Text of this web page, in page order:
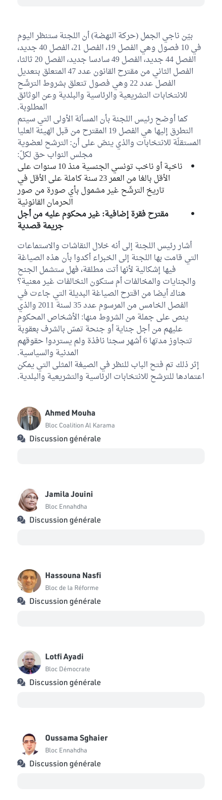
بيّن ناجي الجمل (حركة النهضة) أن اللجنة ستنظر اليوم
في 10 فصول وهي الفصل 19، الفصل 21، الفصل 40 جديد،
الفصل 44 جديد، الفصل 49 سادسا جديد، الفصل 20 ثالثا،
الفصل الثاني من مقترح القانون عدد 47 المتعلق بتعديل
الفصل عدد 22 وهي فصول تتعلق بشروط الترشّح
للانتخابات التشريعية والرئاسية والبلدية وعن الوثائق
المطلوبة.
كما أوضح رئيس اللجنة بأن المسألة الأولى التي سيتم
التطرق إليها هي الفصل 19 المقترح من قبل الهيئة العليا
المستقلّة للانتخابات والذي ينصّ على أن: الترشح لعضوية
مجلس النواب حق لكلّ:
ناخبة أو ناخب تونسي الجنسية منذ 10 سنوات على
الأقل بالغا من العمر 23 سنة كاملة على الأقل في
تاريخ الترشّح غير مشمول بأي صورة من صور
الحرمان القانونية
مقترح فقرة إضافية: غير محكوم عليه من أجل
جريمة قصدية
أشار رئيس اللجنة إلى أنه خلال النقاشات والاستماعات
التي قامت بها اللجنة إلى الخبراء أكدوا بأن هذه الصياغة
فيها إشكالية لأنها أتت مطلقة، فهل ستشمل الجنح
والجنايات والمخالفات أم ستكون النخالفات غير معنية؟
هناك أيضا من اقترح الصياغة البديلة التي جاءت في
الفصل الخامس من المرسوم عدد 35 لسنة 2011 والذي
ينص على جملة من الشروط منها: الأشخاص المحكوم
عليهم من أجل جناية أو جنحة تمسّ بالشرف بعقوبة
تتجاوز مدتها 6 أشهر سجنا نافذة ولم يستردوا حقوقهم
المدنية والسياسية.
إثر ذلك تم فتح الباب للنظر في الصيغة المثلى التي يمكن
اعتمادها للترشح للانتخابات الرئاسية والتشريعية والبلدية.
Ahmed Mouha
Bloc Coalition Al Karama
Discussion générale
Jamila Jouini
Bloc Ennahdha
Discussion générale
Hassouna Nasfi
Bloc de la Réforme
Discussion générale
Lotfi Ayadi
Bloc Démocrate
Discussion générale
Oussama Sghaier
Bloc Ennahdha
Discussion générale
Mariem Ben Belgacem
Bloc Ennahdha